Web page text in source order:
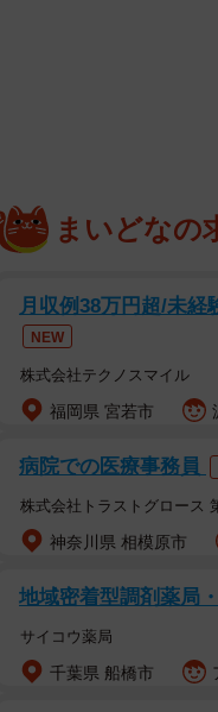
これが手を使わずに綺麗に割
まいどなの
月収例38万円超/未
NEW
株式会社テクノスマイル
福岡県 宮若市
病院での医療事務員
株式会社トラストグロース
神奈川県 相模原市
地域密着型調剤薬局
サイコウ薬局
千葉県 船橋市